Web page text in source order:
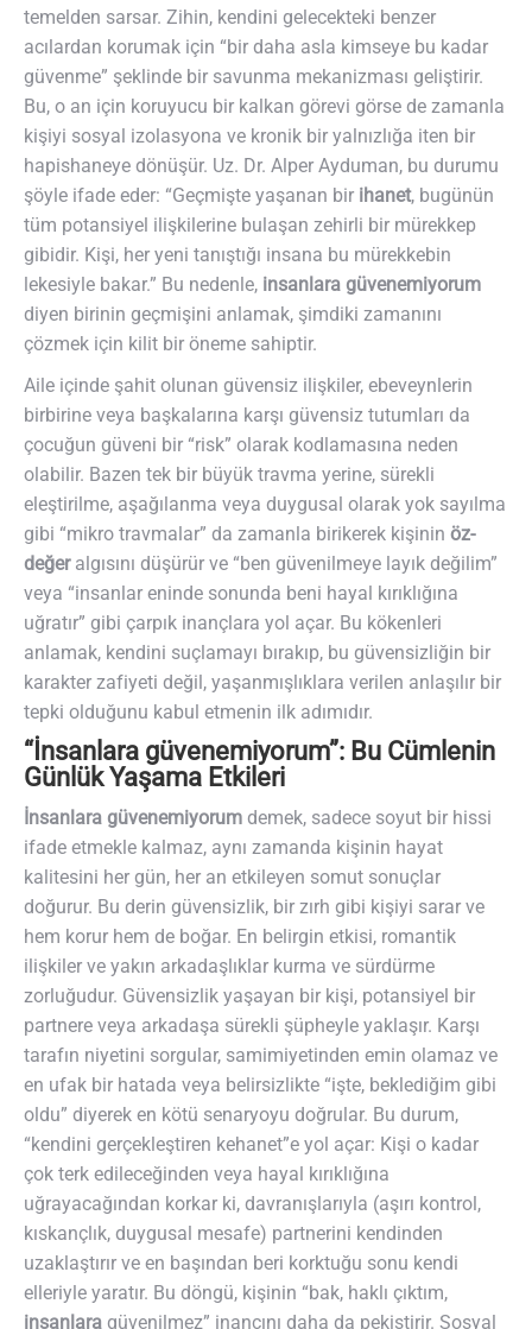
temelden sarsar. Zihin, kendini gelecekteki benzer
acılardan korumak için “bir daha asla kimseye bu kadar
güvenme” şeklinde bir savunma mekanizması geliştirir.
Bu, o an için koruyucu bir kalkan görevi görse de zamanla
kişiyi sosyal izolasyona ve kronik bir yalnızlığa iten bir
hapishaneye dönüşür. Uz. Dr. Alper Ayduman, bu durumu
şöyle ifade eder: “Geçmişte yaşanan bir ihanet, bugünün
tüm potansiyel ilişkilerine bulaşan zehirli bir mürekkep
gibidir. Kişi, her yeni tanıştığı insana bu mürekkebin
lekesiyle bakar.” Bu nedenle, insanlara güvenemiyorum
diyen birinin geçmişini anlamak, şimdiki zamanını
çözmek için kilit bir öneme sahiptir.
Aile içinde şahit olunan güvensiz ilişkiler, ebeveynlerin
birbirine veya başkalarına karşı güvensiz tutumları da
çocuğun güveni bir “risk” olarak kodlamasına neden
olabilir. Bazen tek bir büyük travma yerine, sürekli
eleştirilme, aşağılanma veya duygusal olarak yok sayılma
gibi “mikro travmalar” da zamanla birikerek kişinin öz-
değeralgısını düşürür ve “ben güvenilmeye layık değilim”
veya “insanlar eninde sonunda beni hayal kırıklığına
uğratır” gibi çarpık inançlara yol açar. Bu kökenleri
anlamak, kendini suçlamayı bırakıp, bu güvensizliğin bir
karakter zafiyeti değil, yaşanmışlıklara verilen anlaşılır bir
tepki olduğunu kabul etmenin ilk adımıdır.
“İnsanlara güvenemiyorum”: Bu Cümlenin
Günlük Yaşama Etkileri
İnsanlara güvenemiyorum demek, sadece soyut bir hissi
ifade etmekle kalmaz, aynı zamanda kişinin hayat
kalitesini her gün, her an etkileyen somut sonuçlar
doğurur. Bu derin güvensizlik, bir zırh gibi kişiyi sarar ve
hem korur hem de boğar. En belirgin etkisi, romantik
ilişkiler ve yakın arkadaşlıklar kurma ve sürdürme
zorluğudur. Güvensizlik yaşayan bir kişi, potansiyel bir
partnere veya arkadaşa sürekli şüpheyle yaklaşır. Karşı
tarafın niyetini sorgular, samimiyetinden emin olamaz ve
en ufak bir hatada veya belirsizlikte “işte, beklediğim gibi
oldu” diyerek en kötü senaryoyu doğrular. Bu durum,
“kendini gerçekleştiren kehanet”e yol açar: Kişi o kadar
çok terk edileceğinden veya hayal kırıklığına
uğrayacağından korkar ki, davranışlarıyla (aşırı kontrol,
kıskançlık, duygusal mesafe) partnerini kendinden
uzaklaştırır ve en başından beri korktuğu sonu kendi
elleriyle yaratır. Bu döngü, kişinin “bak, haklı çıktım,
insanlara güvenilmez” inancını daha da pekiştirir. Sosyal